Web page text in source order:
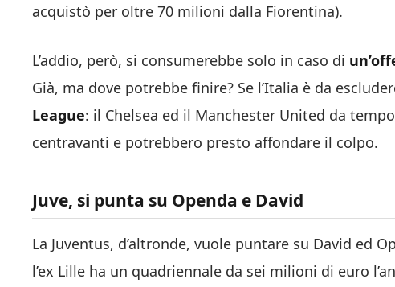
acquistò per oltre 70 milioni dalla Fiorentina).
L’addio, però, si consumerebbe solo in caso di
Già, ma dove potrebbe finire? Se l’Italia è da
League: il Chelsea ed il Manchester United da
centravanti e potrebbero presto affondare il colpo.
Juve, si punta su Openda e David
La Juventus, d’altronde, vuole puntare su David ed
l’ex Lille ha un quadriennale da sei milioni di euro